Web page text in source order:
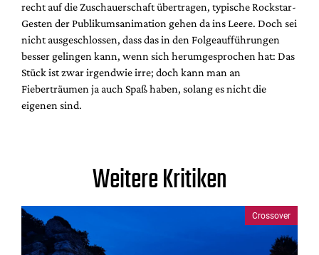
recht auf die Zuschauerschaft übertragen, typische Rockstar-
Gesten der Publikumsanimation gehen da ins Leere. Doch sei
nicht ausgeschlossen, dass das in den Folgeaufführungen
besser gelingen kann, wenn sich herumgesprochen hat: Das
Stück ist zwar irgendwie irre; doch kann man an
Fieberträumen ja auch Spaß haben, solang es nicht die
eigenen sind.
Weitere Kritiken
Crossover